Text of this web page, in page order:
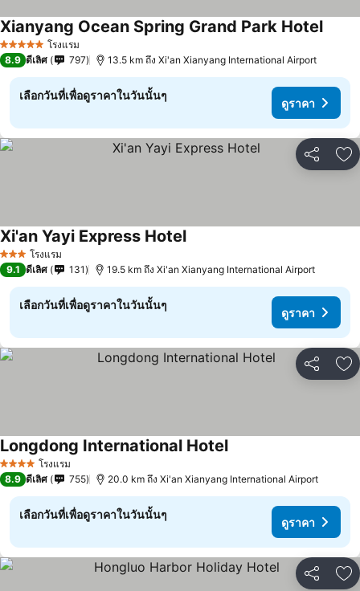
5 ดาว โรงแรม
Xianyang Ocean Spring Grand Park Hotelดูราคา
8.9 ดีเลิศ 797 13.5 km ถึง Xi'an Xianyang International Airport
เลือกวันที่เพื่อดูราคาในวันนั้นๆ
ดูราคา
แชร์ เ
3 ดาว โรงแรม
Xi'an Yayi Express Hotelดูราคา
9.1 ดีเลิศ 131 19.5 km ถึง Xi'an Xianyang International Airport
เลือกวันที่เพื่อดูราคาในวันนั้นๆ
ดูราคา
แชร์ เ
4 ดาว โรงแรม
Longdong International Hotelดูราคา
8.9 ดีเลิศ 755 20.0 km ถึง Xi'an Xianyang International Airport
เลือกวันที่เพื่อดูราคาในวันนั้นๆ
ดูราคา
แชร์ เ